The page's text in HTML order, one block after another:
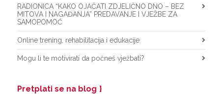
RADIONICA “KAKO OJAČATI ZDJELIČNO DNO – BEZ
MITOVA I NAGAĐANJA” PREDAVANJE I VJEŽBE ZA
SAMOPOMOĆ
Online trening, rehabilitacija i edukacije
Mogu li te motivirati da počneš vježbati?
Pretplati se na blog